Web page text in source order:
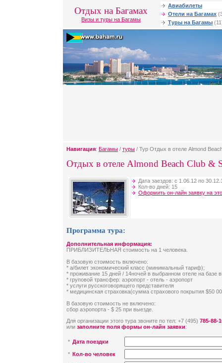
Отдых на Багамах
Визы и туры на Багамы
Авиабилеты
Отели на Багамах
Туры на Багамы
Навигация: Багамы / туры / Тур Отдых в отеле Almond
Отдых в отеле Almond Beach Club &
Дата заездов: с 1.06.12 по
Кол-во дней: 15
Оформить он-лайн заявку на
Программа тура:
Дополнительная информация:
ПРИБЛИЗИТЕЛЬНАЯ стоимость на 1 человека.
В базовую стоимость включено:
* а/билет экономический класс (минимальный тариф);
* проживание 15 дней / 14ночей в выбранном отеле на базе
* груповой трансфер: аэропорт - отель - аэропорт
* услуги русскоговорящего представителя
* медицинская страховка(сумма страхового покрытия $50
В базовую стоимость не включено:
сбор аэропорта - $ 25 при выезде.
Для организации этого тура звоните по тел: +7 (495) 785-88-
или заполните поля формы он-лайн заявки:
* Дата поездки
* Кол-во человек